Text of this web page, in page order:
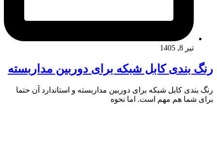
تیر 8, 1405
رنگ بندی کابل شبکه برای دوربین مداربسته
رنگ بندی کابل شبکه برای دوربین مداربسته و استاندارد آن حتما
برای شما هم مهم است. اما نحوه